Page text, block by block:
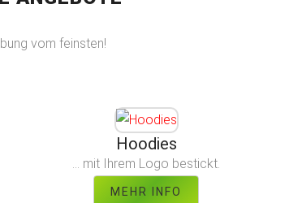
vom feinsten!
Hoodies
... mit Ihrem Logo bestickt.
MEHR INFO